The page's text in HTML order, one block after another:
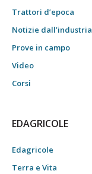
Trattori d’epoca
Notizie dall’industria
Prove in campo
Video
Corsi
EDAGRICOLE
Edagricole
Terra e Vita